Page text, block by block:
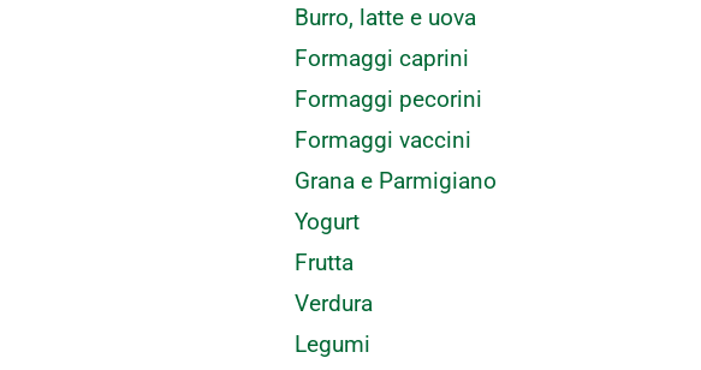
Burro, latte e uova
Formaggi caprini
Formaggi pecorini
Formaggi vaccini
Grana e Parmigiano
Yogurt
Frutta
Verdura
Legumi